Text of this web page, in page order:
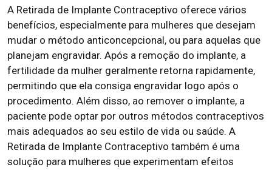
A Retirada de Implante Contraceptivo oferece vários
benefícios, especialmente para mulheres que desejam
mudar o método anticoncepcional, ou para aquelas que
planejam engravidar. Após a remoção do implante, a
fertilidade da mulher geralmente retorna rapidamente,
permitindo que ela consiga engravidar logo após o
procedimento. Além disso, ao remover o implante, a
paciente pode optar por outros métodos contraceptivos
mais adequados ao seu estilo de vida ou saúde. A
Retirada de Implante Contraceptivo também é uma
solução para mulheres que experimentam efeitos